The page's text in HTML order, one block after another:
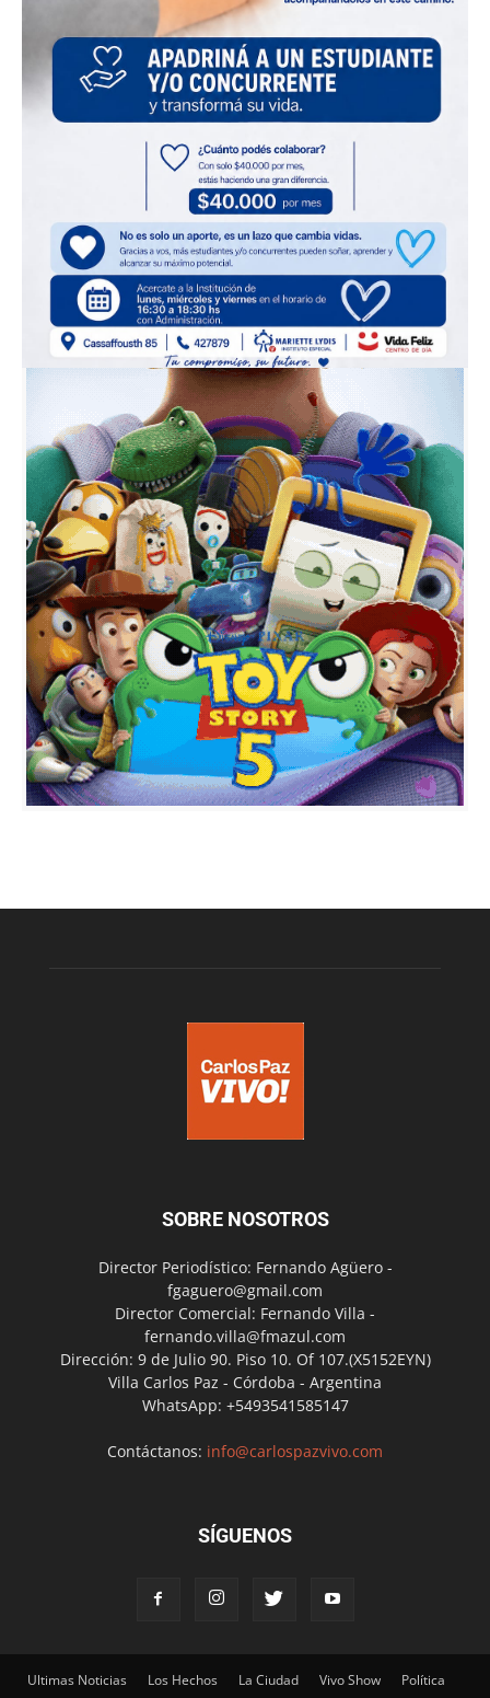
SOBRE NOSOTROS
Director Periodístico: Fernando Agüero -
fgaguero@gmail.com
Director Comercial: Fernando Villa -
fernando.villa@fmazul.com
Dirección: 9 de Julio 90. Piso 10. Of 107.(X5152EYN)
Villa Carlos Paz - Córdoba - Argentina
WhatsApp: +5493541585147
Contáctanos: info@carlospazvivo.com
SÍGUENOS
Ultimas Noticias Los Hechos La Ciudad Vivo Show
Política